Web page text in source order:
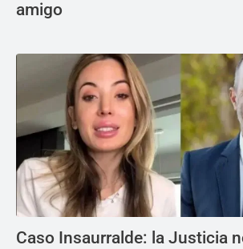
amigo
Caso Insaurralde: la Justicia